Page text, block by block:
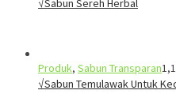
√Sabun Sereh Herbal
Produk, Sabun Transparan
√Sabun Temulawak Untuk